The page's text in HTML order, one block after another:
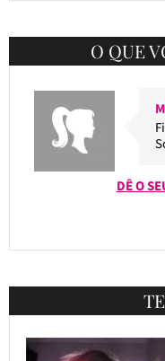
O QUE
DÊ O